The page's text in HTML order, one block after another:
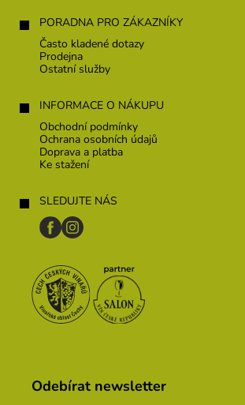
PORADNA PRO ZÁKAZNÍKY
Často kladené dotazy
Prodejna
Ostatní služby
INFORMACE O NÁKUPU
Obchodní podmínky
Ochrana osobních údajů
Doprava a platba
Ke stažení
SLEDUJTE NÁS
Odebírat newsletter